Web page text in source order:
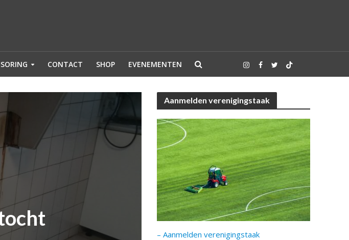
CONTACT SHOP EVENEMENTEN
Aanmelden verenigingstaak
– Aanmelden verenigingstaak